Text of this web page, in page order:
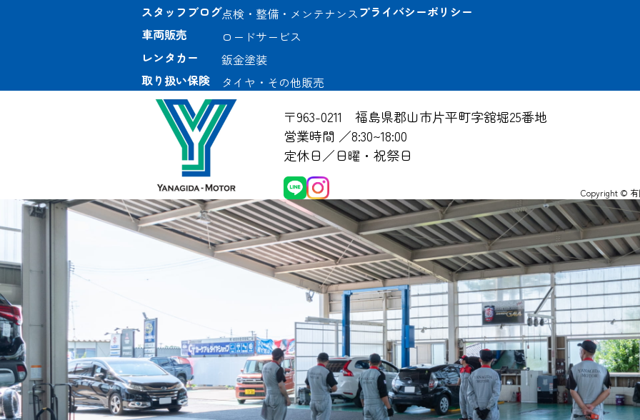
スタッフブログ
車両販売
レンタカー
取り扱い保険
点検・整備・メンテナンス
ロードサービス
鈑金塗装
タイヤ・その他販売
プライバシーポリシー
〒963-0211 福島県郡山市片平町字舘堀25番地
営業時間 ／8:30~18:00
定休日／日曜・祝祭日
Copyright © 有